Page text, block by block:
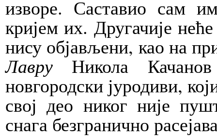
изворе. Саставио сам
кријем их. Другачије
нису објављени, као на
Лавру Никола
новгородски јуродиви,
свој део никог није
снага безгранично